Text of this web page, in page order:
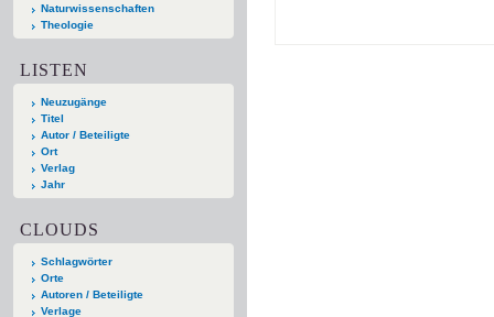
Naturwissenschaften
Theologie
LISTEN
Neuzugänge
Titel
Autor / Beteiligte
Ort
Verlag
Jahr
CLOUDS
Schlagwörter
Orte
Autoren / Beteiligte
Verlage